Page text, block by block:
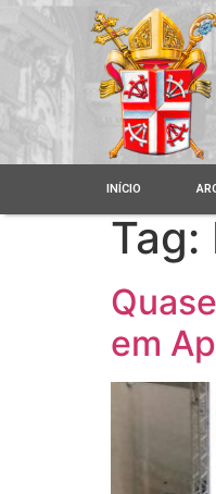
INÍCIO
Tag:
em